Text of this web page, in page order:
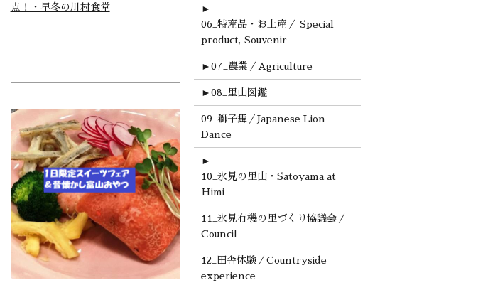
点！・早冬の川村食堂
►
06_特産品・お土産／ Special
product, Souvenir
► 07_農業／Agriculture
► 08_里山図鑑
09_獅子舞／Japanese Lion
Dance
►
10_氷見の里山・Satoyama at
Himi
11_氷見有機の里づくり協議会／
Council
12_田舎体験／Countryside
experience